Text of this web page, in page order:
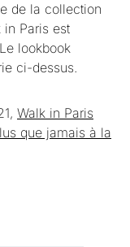
de la collection
in Paris est
lookbook
ci-dessus.
Walk in Paris
que jamais à la